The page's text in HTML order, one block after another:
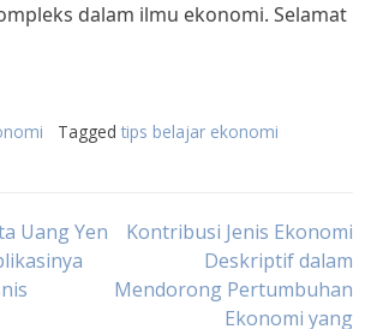
dalam ilmu ekonomi. Selamat
Tagged tips belajar ekonomi
Uang Yen
Kontribusi Jenis Ekonomi
Deskriptif dalam
Mendorong Pertumbuhan
Ekonomi yang